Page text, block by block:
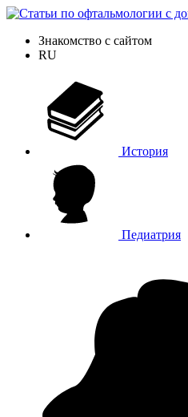
Знакомство с сайтом
RU
История
Педиатрия